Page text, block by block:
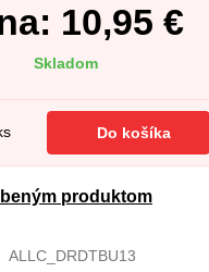
10,95 €
Skladom
Do košíka
produktom
ALLC_DRDTBU13